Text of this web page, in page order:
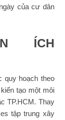
của cư dân
ÍCH
quy hoạch theo
tạo một môi
TP.HCM. Thay
tập trung xây